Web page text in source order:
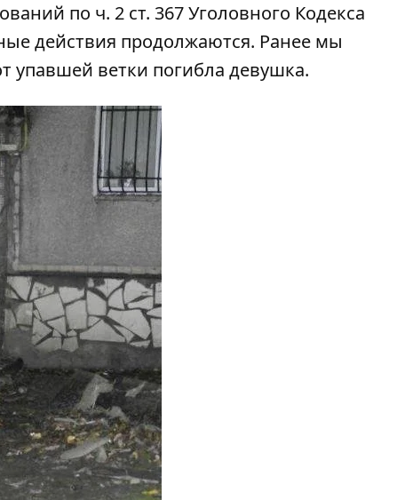
по ч. 2 ст. 367 Уголовного Кодекса
действия продолжаются. Ранее мы
упавшей ветки погибла девушка.